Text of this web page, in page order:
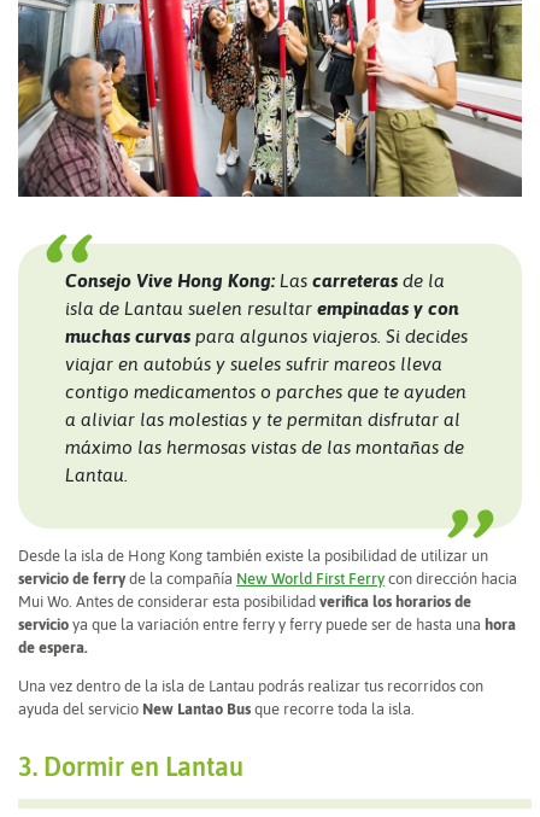
Consejo Vive Hong Kong: Las carreteras de la
isla de Lantau suelen resultar empinadas y con
muchas curvas para algunos viajeros. Si decides
viajar en autobús y sueles sufrir mareos lleva
contigo medicamentos o parches que te ayuden
a aliviar las molestias y te permitan disfrutar al
máximo las hermosas vistas de las montañas de
Lantau.
Desde la isla de Hong Kong también existe la posibilidad de utilizar un
servicio de ferry de la compañía New World First Ferry con dirección hacia
Mui Wo. Antes de considerar esta posibilidad verifica los horarios de
servicio ya que la variación entre ferry y ferry puede ser de hasta una hora
de espera.
Una vez dentro de la isla de Lantau podrás realizar tus recorridos con
ayuda del servicio New Lantao Bus que recorre toda la isla.
3. Dormir en Lantau